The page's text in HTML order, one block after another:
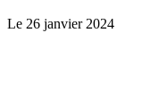
Le 26 janvier 2024